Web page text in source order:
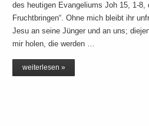
des heutigen Evangeliums Joh 15, 1-8,
Fruchtbringen“. Ohne mich bleibt ihr
Jesu an seine Jünger und an uns;
mir holen, die werden …
weiterlesen »